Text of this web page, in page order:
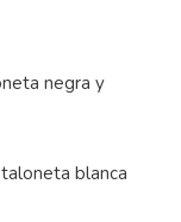
negra y
blanca